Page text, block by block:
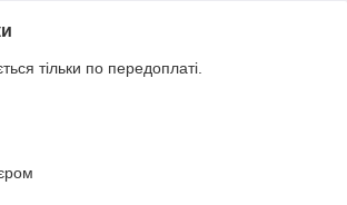
тільки по передоплаті.